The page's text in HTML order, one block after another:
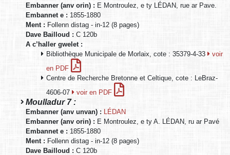
Embanner (anv orin) : E Montroulez, e ty LÉDAN, rue ar Pave.
Embannet e : 1855-1880
Ment : Follenn distag - in-12 (8 pages)
Dave Bailloud : C 120b
A c’haller gwelet :
Bibliothèque Municipale de Morlaix, cote : 35379-4-33
voir
en PDF
Centre de Recherche Bretonne et Celtique, cote : LeBraz-
4606-07
voir en PDF
Moulladur 7 :
Embanner (anv unvan) : LÉDAN
Embanner (anv orin) : E Montroulez, e ty A. LÉDAN, ru ar Pavé
Embannet e : 1855-1880
Ment : Follenn distag - in-12 (8 pages)
Dave Bailloud : C 120b